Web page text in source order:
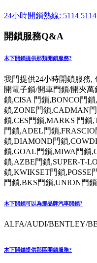
24小時開鎖熱線: 5114 5114
開鎖服務Q&A
木下開鎖提供那類開鎖服務?
我門提供24小時開鎖服務,
開電子鎖/開車門鎖/開夾
鎖,CISA 門鎖,BONCO門
鎖,ZONE門鎖,CADMAN
鎖,CES門鎖,MARKS 門鎖
門鎖,ADEL門鎖
鎖,DIAMOND門鎖
鎖,GOAL門鎖,MIWA門鎖
鎖,AZBE門鎖,SUPER-T-
鎖,KWIKSET門鎖,POSSE
門鎖,BKS門鎖,UNION門鎖
木下開鎖可以為那品牌汽車開鎖?
ALFA/AUDI/BENTLEY/
木下開鎖提供那區開鎖服務?